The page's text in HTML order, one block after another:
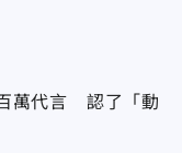
萬代言 認了「動